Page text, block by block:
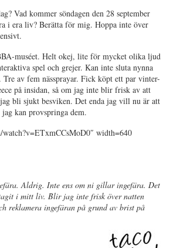
Vad kommer söndagen den 28 september
i era liv? Berätta för mig. Hoppa inte över
muséet. Helt okej, lite för mycket olika ljud
spel och grejer. Kan inte sluta nynna
av fem nässprayar. Fick köpt ett par vinter-
på insidan, så om jag inte blir frisk av att
bli sjukt besviken. Det enda jag vill nu är att
kan provspringa dem.
width=640
Aldrig. Inte ens om ni gillar ingefära. Det
i mitt liv. Blir jag inte frisk över natten
reklamera ingefäran på grund av brist på